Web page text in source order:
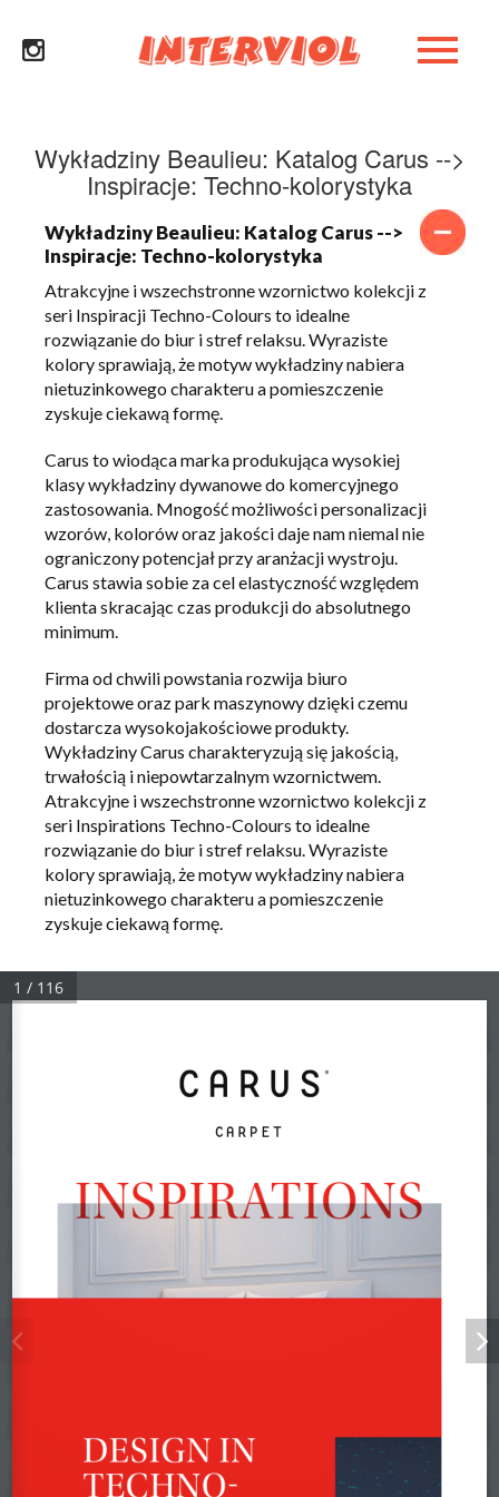
Wykładziny Beaulieu: Katalog Carus -->
Inspiracje: Techno-kolorystyka
Wykładziny Beaulieu: Katalog Carus -->
Inspiracje: Techno-kolorystyka
Atrakcyjne i wszechstronne wzornictwo kolekcji z
seri Inspiracji Techno-Colours to idealne
rozwiązanie do biur i stref relaksu. Wyraziste
kolory sprawiają, że motyw wykładziny nabiera
nietuzinkowego charakteru a pomieszczenie
zyskuje ciekawą formę.
Carus to wiodąca marka produkująca wysokiej
klasy wykładziny dywanowe do komercyjnego
zastosowania. Mnogość możliwości personalizacji
wzorów, kolorów oraz jakości daje nam niemal nie
ograniczony potencjał przy aranżacji wystroju.
Carus stawia sobie za cel elastyczność względem
klienta skracając czas produkcji do absolutnego
minimum.
Firma od chwili powstania rozwija biuro
projektowe oraz park maszynowy dzięki czemu
dostarcza wysokojakościowe produkty.
Wykładziny Carus charakteryzują się jakością,
trwałością i niepowtarzalnym wzornictwem.
Atrakcyjne i wszechstronne wzornictwo kolekcji z
seri Inspirations Techno-Colours to idealne
rozwiązanie do biur i stref relaksu. Wyraziste
kolory sprawiają, że motyw wykładziny nabiera
nietuzinkowego charakteru a pomieszczenie
zyskuje ciekawą formę.
CARPET
INSPIRATIONS
DESIGN IN
TECHNO-
1 / 116